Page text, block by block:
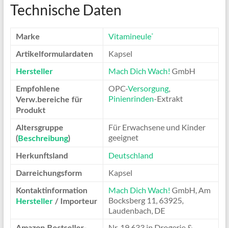
Technische Daten
Marke Vitamineule*
Artikelformulardaten Kapsel
Hersteller Mach Dich Wach! GmbH
Empfohlene
Verw.bereiche für
Produkt
OPC-Versorgung,
Pinienrinden-Extrakt
Altersgruppe
(Beschreibung)
Für Erwachsene und Kinder
geeignet
Herkunftsland Deutschland
Darreichungsform Kapsel
Kontaktinformation
Hersteller/ Importeur
Mach Dich Wach! GmbH, Am
Bocksberg 11, 63925,
Laudenbach, DE